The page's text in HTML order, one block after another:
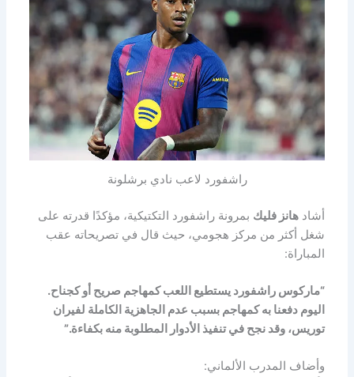
راشفورد لاعب نادي برشلونة
أشادهانز فليك بمرونة راشفورد التكتيكية، مؤكدًا قدرته على
شغل أكثر من مركز هجومي، حيث قال في تصريحاته عقب
المباراة:
“ماركوس راشفورد يستطيع اللعب كمهاجم صريح أو كجناح.
اليوم دفعنا به كمهاجم بسبب عدم الجاهزية الكاملة لفيران
توريس، وقد نجح في تنفيذ الأدوار المطلوبة منه بكفاءة.”
وأضاف المدرب الألماني: